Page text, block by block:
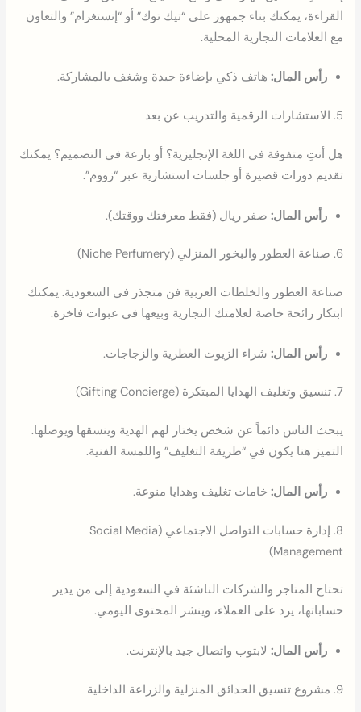
القراءة، يمكنك بناء جمهور على “تيك توك” أو “إنستغرام” والتعاون
مع العلامات التجارية المحلية.
رأس المال: هاتف ذكي بإضاءة جيدة وشغف بالمشاركة.
5. الاستشارات الرقمية والتدريب عن بعد
هل أنتِ متفوقة في اللغة الإنجليزية؟ أو بارعة في التصميم؟ يمكنك
تقديم دورات قصيرة أو جلسات استشارية عبر “زووم”.
رأس المال: صفر ريال (فقط معرفتك ووقتك).
6. صناعة العطور والبخور المنزلي (Niche Perfumery)
صناعة العطور والخلطات العربية فن متجذر في السعودية. يمكنك
ابتكار رائحة خاصة لعلامتك التجارية وبيعها في عبوات فاخرة.
رأس المال: شراء الزيوت العطرية والزجاجات.
7. تنسيق وتغليف الهدايا المبتكرة (Gifting Concierge)
يبحث الناس دائماً عن شخص يختار لهم الهدية وينسقها ويوصلها.
التميز هنا يكون في “طريقة التغليف” واللمسة الفنية.
رأس المال: خامات تغليف وهدايا منوعة.
8. إدارة حسابات التواصل الاجتماعي (Social Media
Management)
تحتاج المتاجر والشركات الناشئة في السعودية إلى من يدير
حساباتها، يرد على العملاء، وينشر المحتوى اليومي.
رأس المال: لابتوب واتصال جيد بالإنترنت.
9. مشروع تنسيق الحدائق المنزلية والزراعة الداخلية